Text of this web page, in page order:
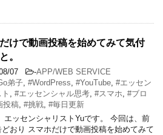
けで動画投稿を始めてみて気付
。
07 -APP/WEB SERVICE
弟子, #WordPress, #YouTube, #エッセン
, #エッセンシャル思考, #スマホ, #ブロ
投稿, #挑戦, #毎日更新
エッセンシャリストYuです。 今回は、前
どおり スマホだけで動画投稿を始めてみて